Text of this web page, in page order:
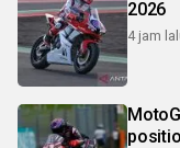
2026
4 jam